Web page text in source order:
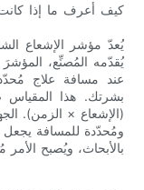
كيف أعرف ما إذا كانت
يُعدّ مؤشر الإشعاع
عند مسافة علاج
بشرتك. هذا المقياس
(الإشعاع × الزمن).
ومُحدّدة للمسافة يجعل
بالأبحاث، ويُصبح